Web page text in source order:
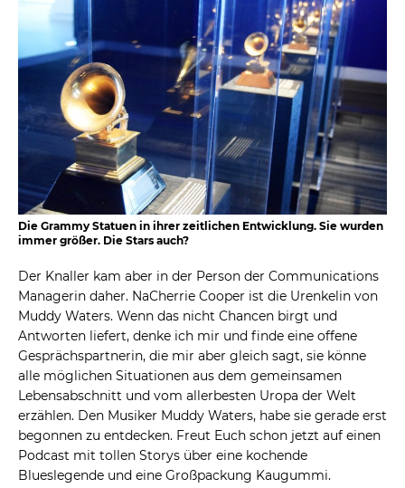
Die Grammy Statuen in ihrer zeitlichen Entwicklung. Sie wurden
immer größer. Die Stars auch?
Der Knaller kam aber in der Person der Communications
Managerin daher. NaCherrie Cooper ist die Urenkelin von
Muddy Waters. Wenn das nicht Chancen birgt und
Antworten liefert, denke ich mir und finde eine offene
Gesprächspartnerin, die mir aber gleich sagt, sie könne
alle möglichen Situationen aus dem gemeinsamen
Lebensabschnitt und vom allerbesten Uropa der Welt
erzählen. Den Musiker Muddy Waters, habe sie gerade erst
begonnen zu entdecken. Freut Euch schon jetzt auf einen
Podcast mit tollen Storys über eine kochende
Blueslegende und eine Großpackung Kaugummi.